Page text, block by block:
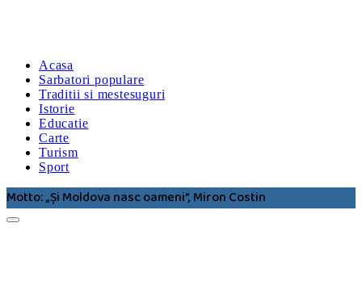
Acasa
Sarbatori populare
Traditii si mestesuguri
Istorie
Educatie
Carte
Turism
Sport
Motto: „Şi Moldova nasc oameni”, Miron Costin